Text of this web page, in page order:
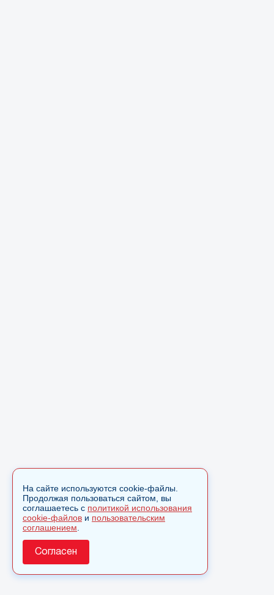
На сайте используются cookie-файлы.
Продолжая пользоваться сайтом, вы
соглашаетесь с политикой использования
cookie-файлов и пользовательским
соглашением
Согласен